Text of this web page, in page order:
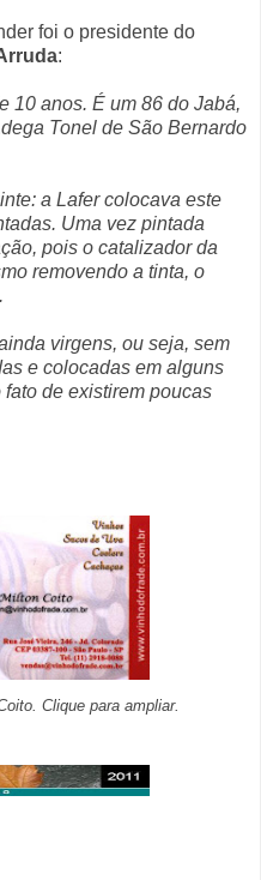
foi o presidente do
:
10 anos. É um 86 do Jabá,
Tonel de São Bernardo
a Lafer colocava este
Uma vez pintada
pois o catalizador da
removendo a tinta, o
virgens, ou seja, sem
e colocadas em alguns
de existirem poucas
Clique para ampliar.